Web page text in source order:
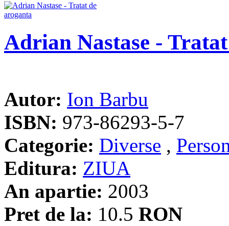
Adrian Nastase -
Autor: Ion Barbu
ISBN: 973-86293-5-7
Categorie: Diverse ,
Editura: ZIUA
An apartie: 2003
Pret de la: 10.5 RON